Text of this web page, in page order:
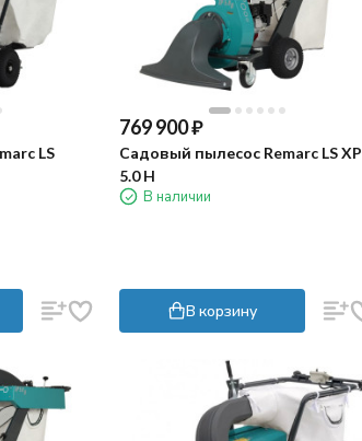
LS
769 900₽
Садовый пылесос Remarc LS XP
5.0 H
В наличии
В корзину